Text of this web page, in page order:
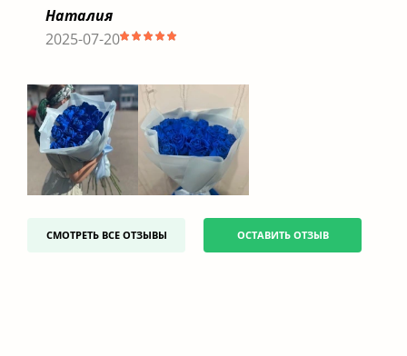
Наталия
2025-07-20
СМОТРЕТЬ ВСЕ ОТЗЫВЫ ОСТАВИТЬ ОТЗЫВ